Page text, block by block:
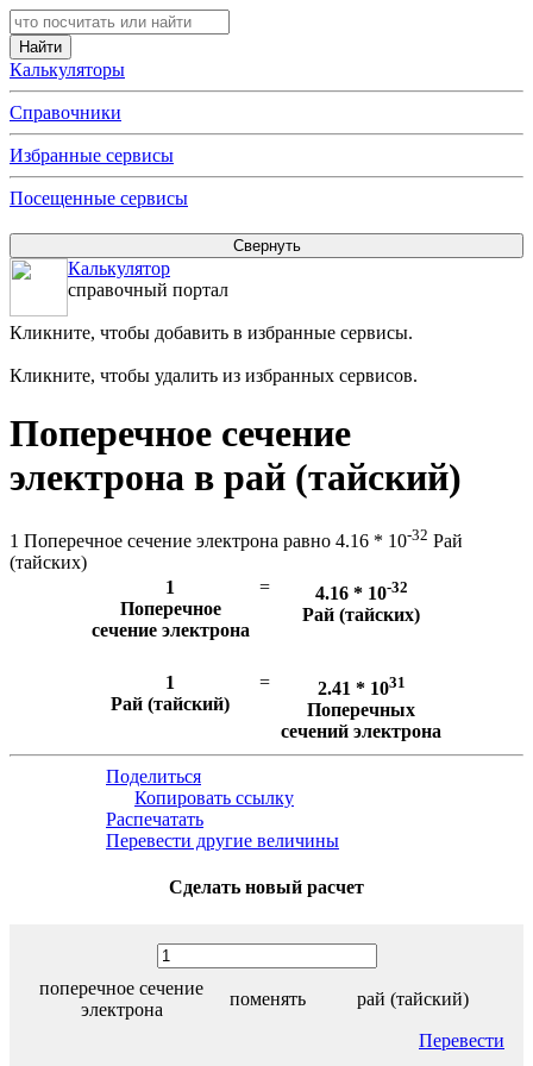
Калькуляторы
Справочники
Избранные сервисы
Посещенные сервисы
Калькулятор
справочный портал
Кликните, чтобы добавить в избранные сервисы.
Кликните, чтобы удалить из избранных сервисов.
Поперечное сечение
электрона в рай (тайский)
1 Поперечное сечение электрона равно 4.16 * 10-32 Рай
(тайских)
1
Поперечное
сечение электрона
= 4.16 * 10-32
Рай (тайских)
1
Рай (тайский)
= 2.41 * 1031
Поперечных
сечений электрона
Поделиться
Копировать ссылку
Распечатать
Перевести другие величины
Сделать новый расчет
поперечное сечение
электрона
поменять рай (тайский)
Перевести